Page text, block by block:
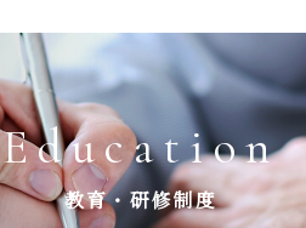
Education
教育・研修制度